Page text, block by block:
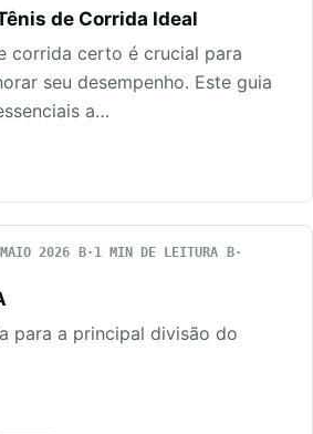
de Corrida Ideal
corrida certo é crucial para
seu desempenho. Este guia
a…
2026
1 MIN DE LEITURA
para a principal divisão do